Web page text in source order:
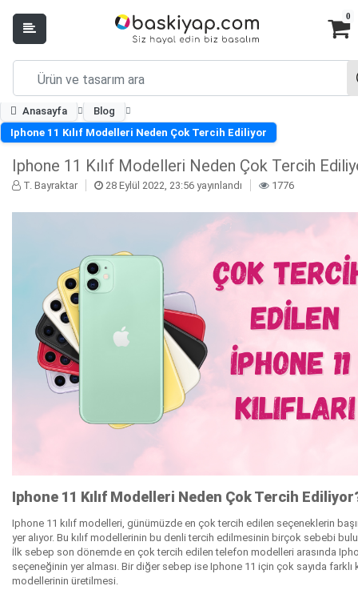
0
Anasayfa
Blog
Iphone 11 Kılıf Modelleri Neden Çok Tercih Ediliyor
Iphone 11 Kılıf Modelleri Neden Çok Tercih
T. Bayraktar 28 Eylül 2022, 23:56 yayınlandı 1776
Iphone 11 Kılıf Modelleri Neden Çok Tercih
Iphone 11 kılıf modelleri, günümüzde en çok tercih edilen seçeneklerin
yer alıyor. Bu kılıf modellerinin bu denli tercih edilmesinin birçok sebebi
İlk sebep son dönemde en çok tercih edilen telefon modelleri arasında
seçeneğinin yer alması. Bir diğer sebep ise Iphone 11 için çok sayıda farklı
modellerinin üretilmesi.